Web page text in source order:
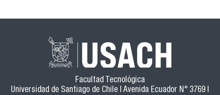
Facultad Tecnológica
Universidad de Santiago de Chile | Avenida Ecuador N° 3769 |